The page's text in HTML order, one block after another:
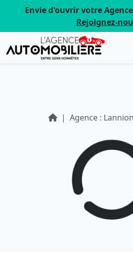
Envie d'ouvrir votre
Rejoignez-
Agence : Lannion